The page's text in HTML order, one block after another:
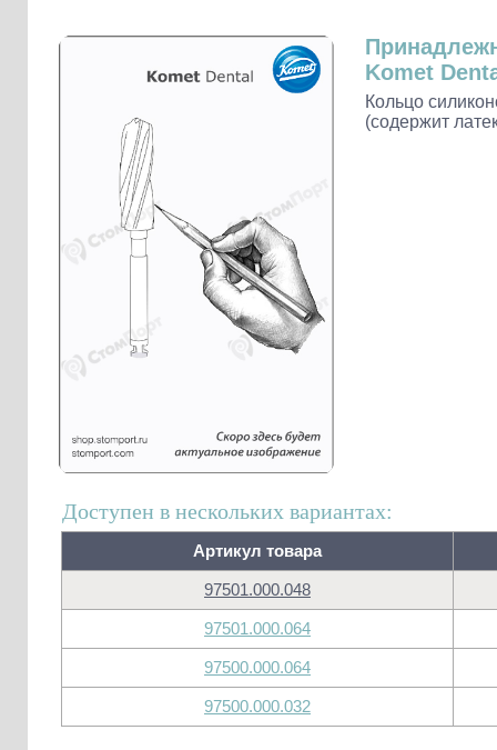
Наконечники и переходники KaVo
Komet
Кольцо
(содержит
Доступен в нескольких вариантах:
Артикул товара
97501.000.048
97501.000.064
97500.000.064
97500.000.032